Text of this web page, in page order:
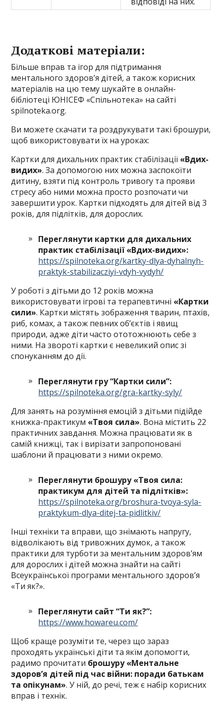
Додаткові матеріали:
Більше вправ та ігор для підтримання
ментального здоров’я дітей, а також корисних
матеріалів на цю тему шукайте в онлайн-
бібліотеці ЮНІСЕФ «Спільнотека» на сайті
spilnoteka.org.
Ви можете скачати та роздрукувати такі брошури,
щоб вико­ристовувати їх на уроках:
Картки для дихальних практик стабілізації «Вдих-
видих». За допомогою них можна заспокоїти
дитину, взяти під контроль тривогу та прояви
стресу або ними можна просто розпочати чи
завершити урок. Картки підходять для дітей від 3
років, для підлітків, для дорослих.
Переглянути картки для дихальних
практик стабілізації «Вдих-видих»:
https://spilnoteka.org/kartky-dlya-dyhalnyh-
praktyk-stabilizacziyi-vdyh-vydyh/
У роботі з дітьми до 12 років можна
використовувати ігрові та терапевтичні «Картки
сили». Картки містять зображення тварин, птахів,
риб, комах, а також певних об’єктів і явищ
природи, адже діти часто ототожнюють себе з
ними. На звороті картки є невеликий опис зі
спонуканням до дії.
Переглянути гру “Картки сили”:
https://spilnoteka.org/gra-kartky-syly/
Для занять на розуміння емоцій з дітьми підійде
книжка-практикум «Твоя сила». Вона містить 22
практичних завдання. Можна працювати як в
самій книжці, так і вирізати запропоновані
шаблони й працювати з ними окремо.
Переглянути брошуру «Твоя сила:
практикум для дітей та підлітків»:
https://spilnoteka.org/broshura-tvoya-syla-
praktykum-dlya-ditej-ta-pidlitkiv/
Інші техніки та вправи, що знімають напругу,
відволікають від тривожних думок, а також
практики для турботи за ментальним здоров’ям
для дорослих і дітей можна знайти на сайті
Всеукраїнської програми ментального здоров’я
«Ти як?».
Переглянути сайт “Ти як?”:
https://www.howareu.com/
Щоб краще розуміти те, через що зараз
проходять українські діти та якїм допомогти,
радимо прочитати брошуру «Ментальне
здоров’я дітей під час війни: поради батькам
та опікунам». У ній, до речі, теж є набір корисних
вправ і технік.